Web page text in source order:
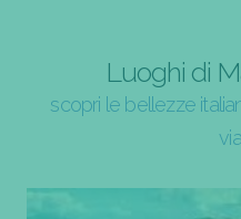
Luoghi di
scopri le bellezze